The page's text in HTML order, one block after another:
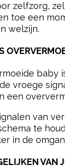
zelfzorg,
toe een
welzijn.
baby
vroege
een
van
te
in de
VAN